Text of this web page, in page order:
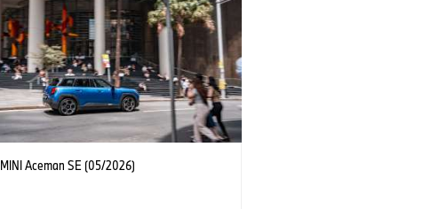
MINI Aceman SE (05/2026)